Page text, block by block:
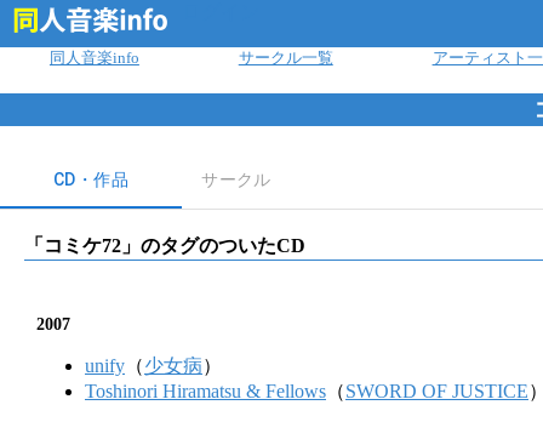
同人音楽info サークル一覧 アーティスト
CD・作品 サークル
「 コミケ72 」のタグのついたCD
2007
unify （少女病）
Toshinori Hiramatsu & Fellows （SWORD OF JUSTICE